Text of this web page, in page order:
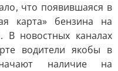
что появившаяся в
карта» бензина на
В новостных каналах
водители якобы в
наличие на